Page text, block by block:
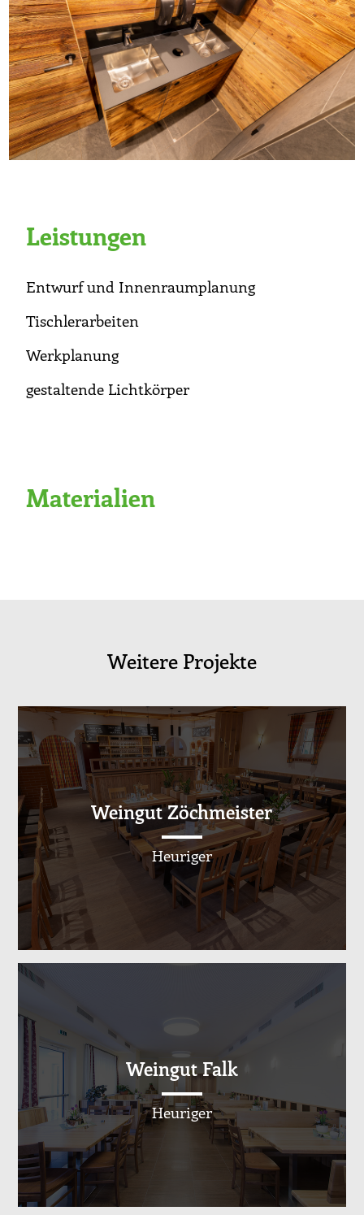
Leistungen
Entwurf und Innenraumplanung
Tischlerarbeiten
Werkplanung
gestaltende Lichtkörper
Materialien
Weitere Projekte
Weingut Zöchmeister
Heuriger
Weingut Falk
Heuriger